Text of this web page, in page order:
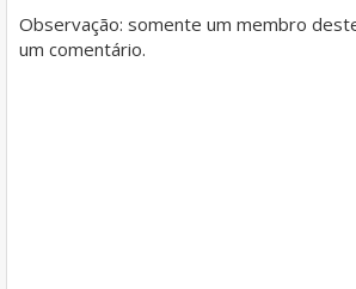
Observação: somente um membro
um comentário.